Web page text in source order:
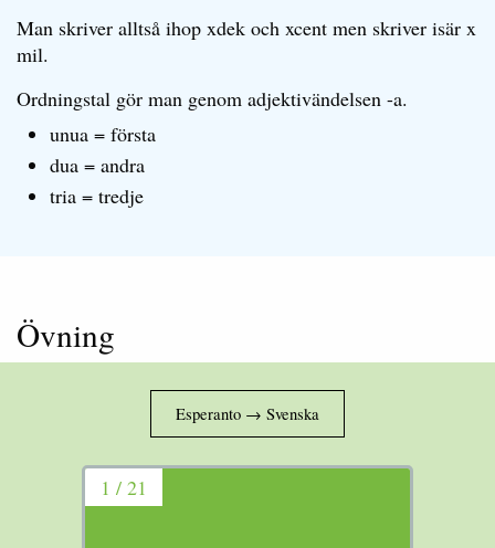
Man skriver alltså ihop xdek och xcent men skriver isär x
mil.
Ordningstal gör man genom adjektivändelsen -a.
unua = första
dua = andra
tria = tredje
Övning
1 / 21